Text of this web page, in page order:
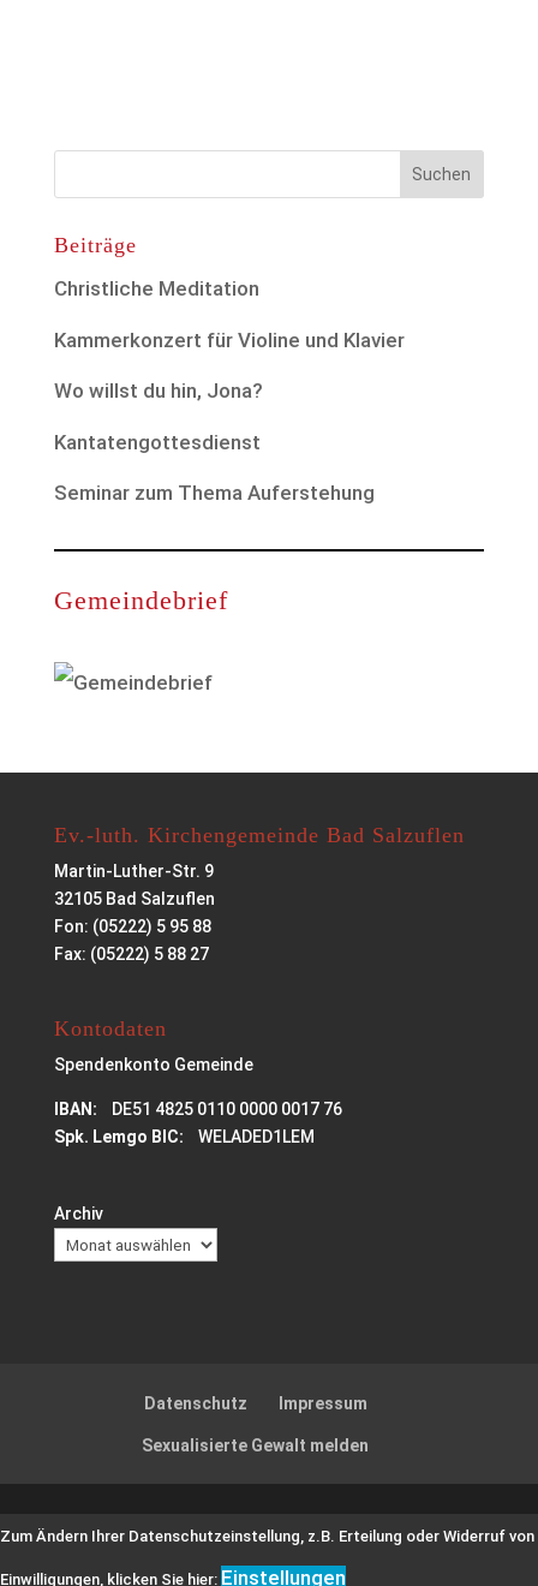
Beiträge
Christliche Meditation
Kammerkonzert für Violine und Klavier
Wo willst du hin, Jona?
Kantatengottesdienst
Seminar zum Thema Auferstehung
Gemeindebrief
Ev.-luth. Kirchengemeinde Bad Salzuflen
Martin-Luther-Str. 9
32105 Bad Salzuflen
Fon: (05222) 5 95 88
Fax: (05222) 5 88 27
Kontodaten
Spendenkonto Gemeinde
IBAN: DE51 4825 0110 0000 0017 76
Spk. Lemgo BIC: WELADED1LEM
Archiv
Datenschutz Impressum
Sexualisierte Gewalt melden
Zum Ändern Ihrer Datenschutzeinstellung, z.B. Erteilung oder Widerruf von
Einwilligungen, klicken Sie hier: Einstellungen